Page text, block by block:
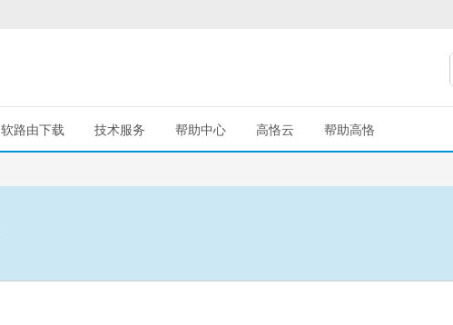
软路由下载 技术服务 帮助中心 高恪云 帮助高恪